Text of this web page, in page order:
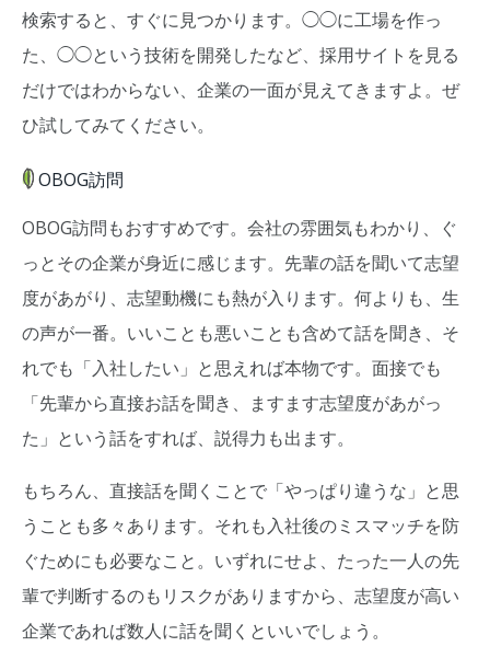
検索すると、すぐに見つかります。◯◯に工場を作っ
た、◯◯という技術を開発したなど、採用サイトを見る
だけではわからない、企業の一面が見えてきますよ。ぜ
ひ試してみてください。
OBOG訪問
OBOG訪問もおすすめです。会社の雰囲気もわかり、ぐ
っとその企業が身近に感じます。先輩の話を聞いて志望
度があがり、志望動機にも熱が入ります。何よりも、生
の声が一番。いいことも悪いことも含めて話を聞き、そ
れでも「入社したい」と思えれば本物です。面接でも
「先輩から直接お話を聞き、ますます志望度があがっ
た」という話をすれば、説得力も出ます。
もちろん、直接話を聞くことで「やっぱり違うな」と思
うことも多々あります。それも入社後のミスマッチを防
ぐためにも必要なこと。いずれにせよ、たった一人の先
輩で判断するのもリスクがありますから、志望度が高い
企業であれば数人に話を聞くといいでしょう。